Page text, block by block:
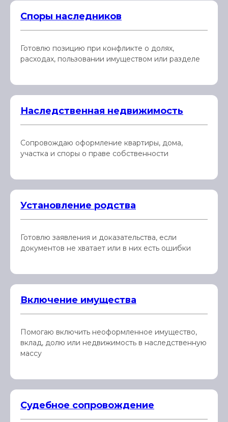
Споры наследников
Готовлю позицию при конфликте о долях,
расходах, пользовании имуществом или разделе
Наследственная недвижимость
Сопровождаю оформление квартиры, дома,
участка и споры о праве собственности
Установление родства
Готовлю заявления и доказательства, если
документов не хватает или в них есть ошибки
Включение имущества
Помогаю включить неоформленное имущество,
вклад, долю или недвижимость в наследственную
массу
Судебное сопровождение